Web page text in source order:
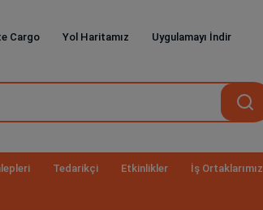
Cargo Yol Haritamız Uygulamayı İndir
Tedarikçi Etkinlikler İş Ortaklarımız